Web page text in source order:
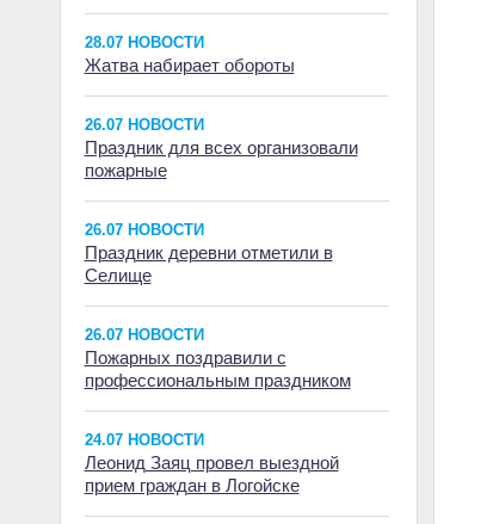
28.07 НОВОСТИ
Жатва набирает обороты
26.07 НОВОСТИ
Праздник для всех организовали
пожарные
26.07 НОВОСТИ
Праздник деревни отметили в
Селище
26.07 НОВОСТИ
Пожарных поздравили с
профессиональным праздником
24.07 НОВОСТИ
Леонид Заяц провел выездной
прием граждан в Логойске